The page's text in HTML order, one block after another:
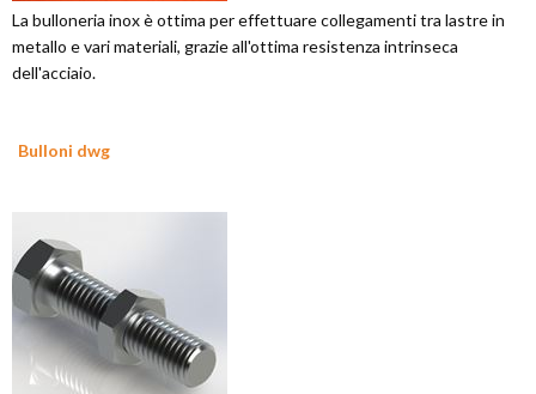
La bulloneria inox è ottima per effettuare collegamenti tra lastre in
metallo e vari materiali, grazie all'ottima resistenza intrinseca
dell'acciaio.
Bulloni dwg